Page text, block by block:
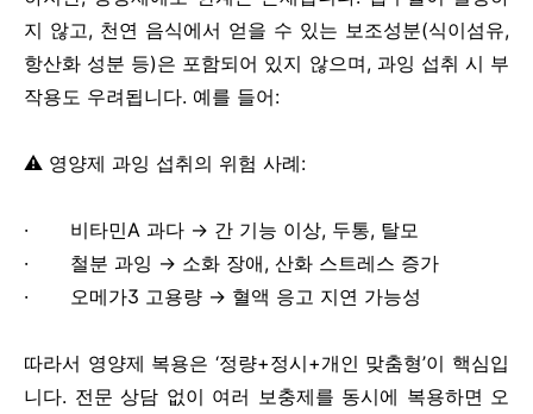
지 않고, 천연 음식에서 얻을 수 있는 보조성분(식이섬유,
항산화 성분 등)은 포함되어 있지 않으며, 과잉 섭취 시 부
작용도 우려됩니다. 예를 들어:
⚠️ 영양제 과잉 섭취의 위험 사례:
· 비타민A 과다 → 간 기능 이상, 두통, 탈모
· 철분 과잉 → 소화 장애, 산화 스트레스 증가
· 오메가3 고용량 → 혈액 응고 지연 가능성
따라서 영양제 복용은 ‘정량+정시+개인 맞춤형’이 핵심입
니다. 전문 상담 없이 여러 보충제를 동시에 복용하면 오